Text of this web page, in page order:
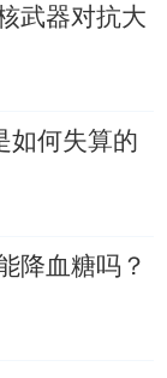
武器对抗大
如何失算的
降血糖吗？